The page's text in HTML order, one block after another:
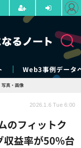
Web3事例データ
写真・画像
のフィットク
収益率が50%台
2026.1.6 Tue 6:00